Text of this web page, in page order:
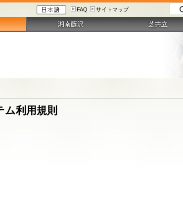
FAQ サイトマップ
利用規則
湘南藤沢 芝共立